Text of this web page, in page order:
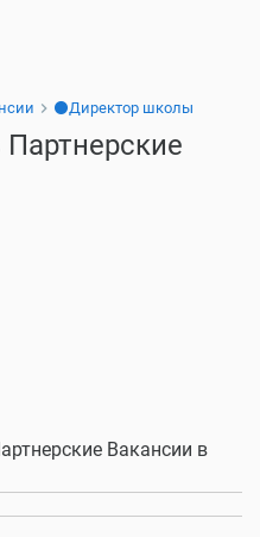
⚫Директор школы
Вакансии в